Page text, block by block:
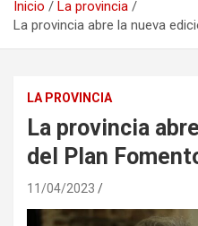
Inicio
La provincia
La provincia abre la nueva
LA PROVINCIA
La provincia
del Plan
11/04/2023